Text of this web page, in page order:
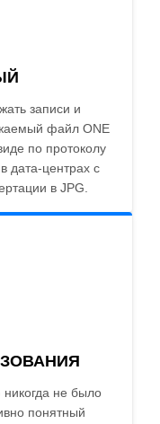
записи и
файл ONE
по протоколу
дата-центрах с
в JPG.
не было
понятный